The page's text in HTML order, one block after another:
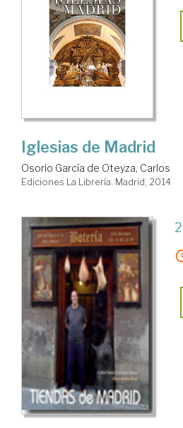
Iglesias de Madrid
Osorio García de Oteyza, Carlos
Ediciones La Librería. Madrid, 2014